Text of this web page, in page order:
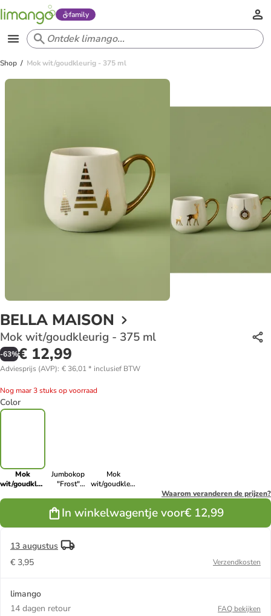
family
Shop Mok wit/goudkleurig - 375 ml
BELLA MAISON
Mok wit/goudkleurig - 375 ml
-63%€ 12,99
Adviesprijs (AVP): € 36,01* inclusief BTW
Nog maar 3 stuks op voorraad
Color
Mok
wit/goudkleurig
Jumbokop
"Frost"
Mok
wit/goudkleurig
Waarom veranderen de prijzen?
In winkelwagentje voor€ 12,99
13 augustus
€ 3,95
Verzendkosten
limango
14 dagen retour
FAQ bekijken